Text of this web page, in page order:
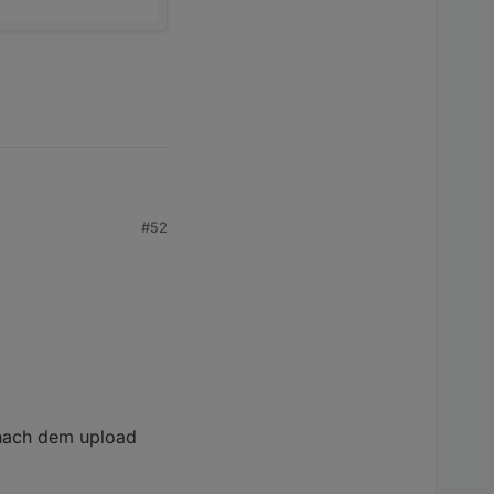
#52
dem upload